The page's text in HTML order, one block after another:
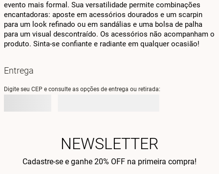
evento mais formal. Sua versatilidade permite combinações
encantadoras: aposte em acessórios dourados e um scarpin
para um look refinado ou em sandálias e uma bolsa de palha
para um visual descontraído. Os acessórios não acompanham o
produto. Sinta-se confiante e radiante em qualquer ocasião!
Entrega
Digite seu CEP e consulte as opções de entrega ou retirada:
NEWSLETTER
Cadastre-se e ganhe 20% OFF na primeira compra!